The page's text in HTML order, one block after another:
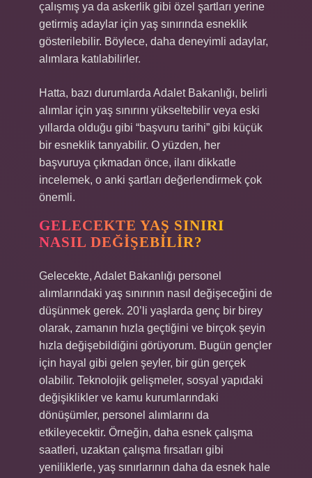
çalışmış ya da askerlik gibi özel şartları yerine
getirmiş adaylar için yaş sınırında esneklik
gösterilebilir. Böylece, daha deneyimli adaylar,
alımlara katılabilirler.
Hatta, bazı durumlarda Adalet Bakanlığı, belirli
alımlar için yaş sınırını yükseltebilir veya eski
yıllarda olduğu gibi “başvuru tarihi” gibi küçük
bir esneklik tanıyabilir. O yüzden, her
başvuruya çıkmadan önce, ilanı dikkatle
incelemek, o anki şartları değerlendirmek çok
önemli.
GELECEKTE YAŞ SINIRI
NASIL DEĞIŞEBILIR?
Gelecekte, Adalet Bakanlığı personel
alımlarındaki yaş sınırının nasıl değişeceğini de
düşünmek gerek. 20’li yaşlarda genç bir birey
olarak, zamanın hızla geçtiğini ve birçok şeyin
hızla değişebildiğini görüyorum. Bugün gençler
için hayal gibi gelen şeyler, bir gün gerçek
olabilir. Teknolojik gelişmeler, sosyal yapıdaki
değişiklikler ve kamu kurumlarındaki
dönüşümler, personel alımlarını da
etkileyecektir. Örneğin, daha esnek çalışma
saatleri, uzaktan çalışma fırsatları gibi
yeniliklerle, yaş sınırlarının daha da esnek hale